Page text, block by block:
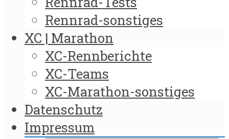
Rennrad-sonstiges
XC | Marathon
XC-Rennberichte
XC-Teams
XC-Marathon-sonstiges
Datenschutz
Impressum